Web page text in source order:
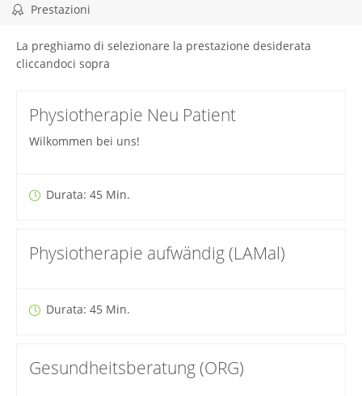
Prestazioni
La preghiamo di selezionare la prestazione desiderata
cliccandoci sopra
Physiotherapie Neu Patient
Wilkommen bei uns!
Durata: 45 Min.
Physiotherapie aufwändig (LAMal)
Durata: 45 Min.
Gesundheitsberatung (ORG)